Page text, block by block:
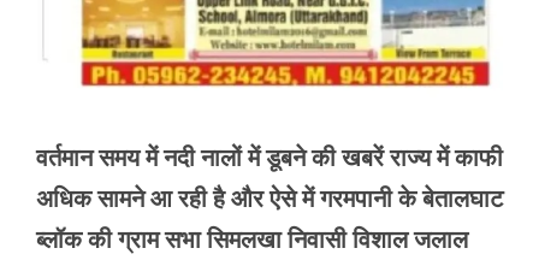
वर्तमान समय में नदी नालों में डूबने की खबरें राज्य में काफी
अधिक सामने आ रही है और ऐसे में गरमपानी के बेतालघाट
ब्लॉक की ग्राम सभा सिमलखा निवासी विशाल जलाल